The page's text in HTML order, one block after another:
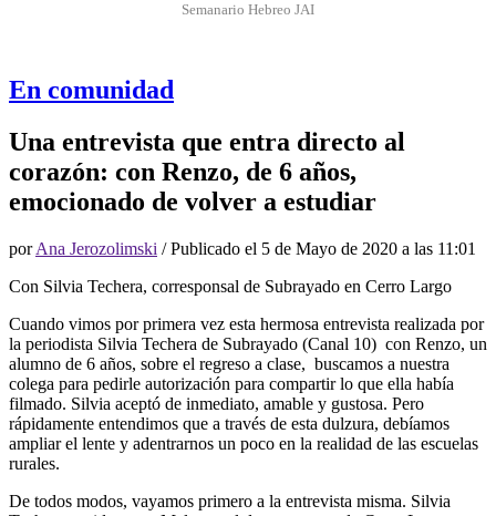
Semanario Hebreo JAI
En comunidad
Una entrevista que entra directo al
corazón: con Renzo, de 6 años,
emocionado de volver a estudiar
porAna Jerozolimski / Publicado el 5 de Mayo de 2020 a las 11:01
Con Silvia Techera, corresponsal de Subrayado en Cerro Largo
Cuando vimos por primera vez esta hermosa entrevista realizada por
la periodista Silvia Techera de Subrayado (Canal 10) con Renzo, un
alumno de 6 años, sobre el regreso a clase, buscamos a nuestra
colega para pedirle autorización para compartir lo que ella había
filmado. Silvia aceptó de inmediato, amable y gustosa. Pero
rápidamente entendimos que a través de esta dulzura, debíamos
ampliar el lente y adentrarnos un poco en la realidad de las escuelas
rurales.
De todos modos, vayamos primero a la entrevista misma. Silvia